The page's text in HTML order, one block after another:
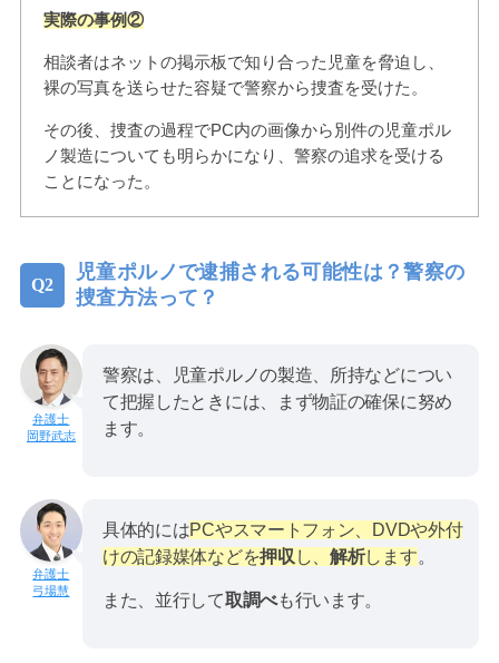
実際の事例②
相談者はネットの掲示板で知り合った児童を脅迫し、
裸の写真を送らせた容疑で警察から捜査を受けた。
その後、捜査の過程でPC内の画像から別件の児童ポル
ノ製造についても明らかになり、警察の追求を受ける
ことになった。
児童ポルノで逮捕される可能性は？警察の
捜査方法って？
岡野武志
警察は、児童ポルノの製造、所持などについ
て把握したときには、まず物証の確保に努め
ます。
弓場慧
具体的にはPCやスマートフォン、DVDや外付
けの記録媒体などを押収 し、解析します。
また、並行して取調べも行います。